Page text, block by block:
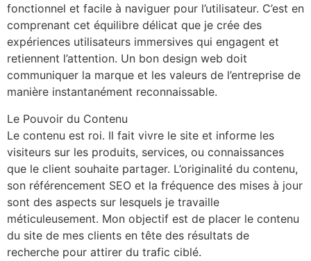
fonctionnel et facile à naviguer pour l’utilisateur. C’est en
comprenant cet équilibre délicat que je crée des
expériences utilisateurs immersives qui engagent et
retiennent l’attention. Un bon design web doit
communiquer la marque et les valeurs de l’entreprise de
manière instantanément reconnaissable.
Le Pouvoir du Contenu
Le contenu est roi. Il fait vivre le site et informe les
visiteurs sur les produits, services, ou connaissances
que le client souhaite partager. L’originalité du contenu,
son référencement SEO et la fréquence des mises à jour
sont des aspects sur lesquels je travaille
méticuleusement. Mon objectif est de placer le contenu
du site de mes clients en tête des résultats de
recherche pour attirer du trafic ciblé.